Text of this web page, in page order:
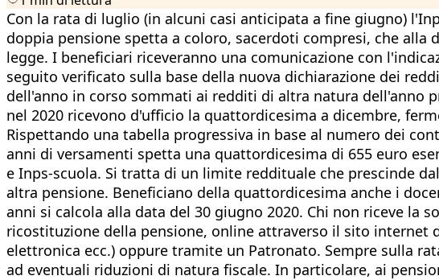
Con la rata di luglio (in alcuni casi anticipata a fine giugno)
doppia pensione spetta a coloro, sacerdoti compresi, che
legge. I beneficiari riceveranno una comunicazione con
seguito verificato sulla base della nuova dichiarazione dei
dell'anno in corso sommati ai redditi di altra natura dell'anno
nel 2020 ricevono d'ufficio la quattordicesima a dicembre,
Rispettando una tabella progressiva in base al numero dei
anni di versamenti spetta una quattordicesima di 655 euro
e Inps-scuola. Si tratta di un limite reddituale che prescinde
altra pensione. Beneficiano della quattordicesima anche i
anni si calcola alla data del 30 giugno 2020. Chi non riceve
ricostituzione della pensione, online attraverso il sito internet
elettronica ecc.) oppure tramite un Patronato. Sempre sulla
ad eventuali riduzioni di natura fiscale. In particolare, ai